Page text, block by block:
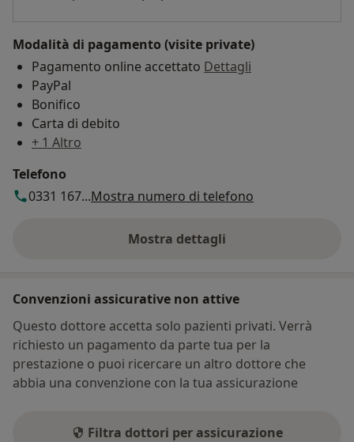
Modalità di pagamento (visite private)
Pagamento online accettato Dettagli
PayPal
Bonifico
Carta di debito
+ 1 Altro
Telefono
0331 167...Mostra numero di telefono
Mostra dettagli
sull'indirizzo
Convenzioni assicurative non attive
Questo dottore accetta solo pazienti privati. Verrà
richiesto un pagamento da parte tua per la
prestazione o puoi ricercare un altro dottore che
abbia una convenzione con la tua assicurazione
Filtra dottori per assicurazione